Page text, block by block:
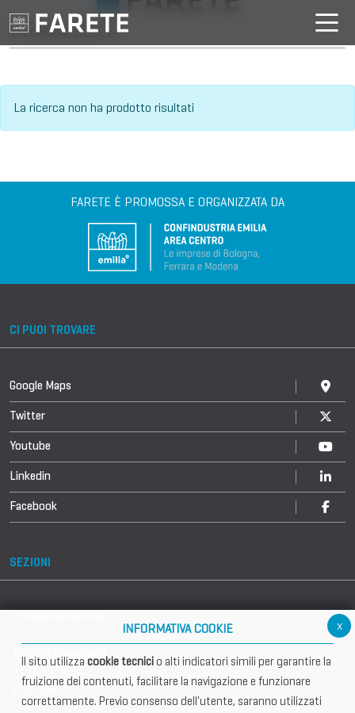
VILLAGGIO DELL'IA
La ricerca non ha prodotto risultati
FARETE È PROMOSSA E ORGANIZZATA DA
CI PUOI TROVARE
Google Maps
Twitter
Youtube
Linkedin
Facebook
SEZIONI
Info utili
x
INFORMATIVA COOKIE
Il sito utilizza cookie tecnicio alti indicatori simili per garantire la
fruizione dei contenuti, facilitare la navigazione e funzionare
correttamente. Previo consenso dell'utente, saranno utilizzati